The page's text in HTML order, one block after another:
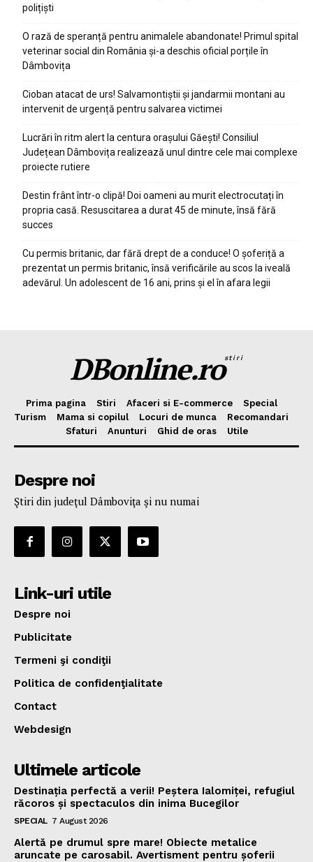
polițiști
O rază de speranță pentru animalele abandonate! Primul spital
veterinar social din România și-a deschis oficial porțile în
Dâmbovița
Cioban atacat de urs! Salvamontiștii și jandarmii montani au
intervenit de urgență pentru salvarea victimei
Lucrări în ritm alert la centura orașului Găești! Consiliul
Județean Dâmbovița realizează unul dintre cele mai complexe
proiecte rutiere
Destin frânt într-o clipă! Doi oameni au murit electrocutați în
propria casă. Resuscitarea a durat 45 de minute, însă fără
succes
Cu permis britanic, dar fără drept de a conduce! O șoferiță a
prezentat un permis britanic, însă verificările au scos la iveală
adevărul. Un adolescent de 16 ani, prins și el în afara legii
DBonline.rostiri
Prima pagina Stiri Afaceri si E-commerce
Special
Turism
Mama si copilul Locuri de munca
Recomandari
Sfaturi
Anunturi Ghid de oras Utile
Despre noi
Ştiri din judeţul Dâmboviţa şi nu numai
Link-uri utile
Despre noi
Publicitate
Termeni şi condiţii
Politica de confidenţialitate
Contact
Webdesign
Ultimele articole
Destinația perfectă a verii! Peștera Ialomiței, refugiul
răcoros și spectaculos din inima Bucegilor
SPECIAL 7 August 2026
Alertă pe drumul spre mare! Obiecte metalice
aruncate pe carosabil. Avertisment pentru șoferii